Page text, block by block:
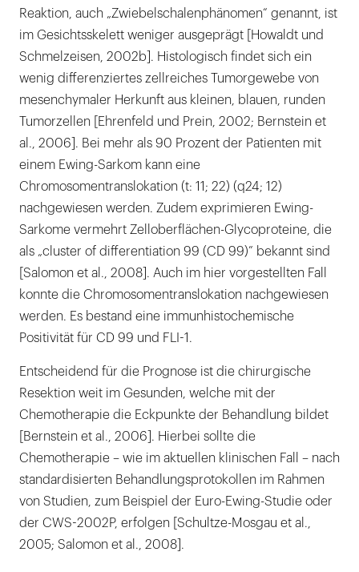
Reaktion, auch „Zwiebelschalenphänomen“ genannt, ist
im Gesichtsskelett weniger ausgeprägt [Howaldt und
Schmelzeisen, 2002b]. Histologisch findet sich ein
wenig differenziertes zellreiches Tumorgewebe von
mesenchymaler Herkunft aus kleinen, blauen, runden
Tumorzellen [Ehrenfeld und Prein, 2002; Bernstein et
al., 2006]. Bei mehr als 90 Prozent der Patienten mit
einem Ewing-Sarkom kann eine
Chromosomentranslokation (t: 11; 22) (q24; 12)
nachgewiesen werden. Zudem exprimieren Ewing-
Sarkome vermehrt Zelloberflächen-Glycoproteine, die
als „cluster of differentiation 99 (CD 99)” bekannt sind
[Salomon et al., 2008]. Auch im hier vorgestellten Fall
konnte die Chromosomentranslokation nachgewiesen
werden. Es bestand eine immunhistochemische
Positivität für CD 99 und FLI-1.
Entscheidend für die Prognose ist die chirurgische
Resektion weit im Gesunden, welche mit der
Chemotherapie die Eckpunkte der Behandlung bildet
[Bernstein et al., 2006]. Hierbei sollte die
Chemotherapie – wie im aktuellen klinischen Fall – nach
standardisierten Behandlungsprotokollen im Rahmen
von Studien, zum Beispiel der Euro-Ewing-Studie oder
der CWS-2002P, erfolgen [Schultze-Mosgau et al.,
2005; Salomon et al., 2008].